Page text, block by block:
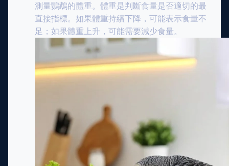
測量鸚鵡的體重。體重是判斷食量是否適切的最
直接指標。如果體重持續下降，可能表示食量不
足；如果體重上升，可能需要減少食量。